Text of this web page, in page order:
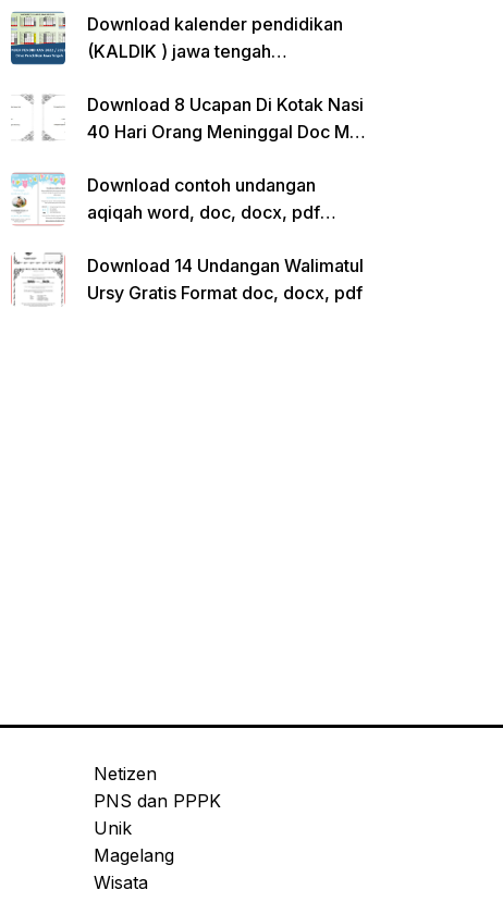
Download kalender pendidikan
(KALDIK ) jawa tengah
Download 8 Ucapan Di Kotak Nasi
40 Hari Orang Meninggal Doc Ms.
Download contoh undangan
aqiqah word, doc, docx, pdf
Download 14 Undangan Walimatul
Ursy Gratis Format doc, docx, pdf
Netizen
PNS dan PPPK
Unik
Magelang
Wisata